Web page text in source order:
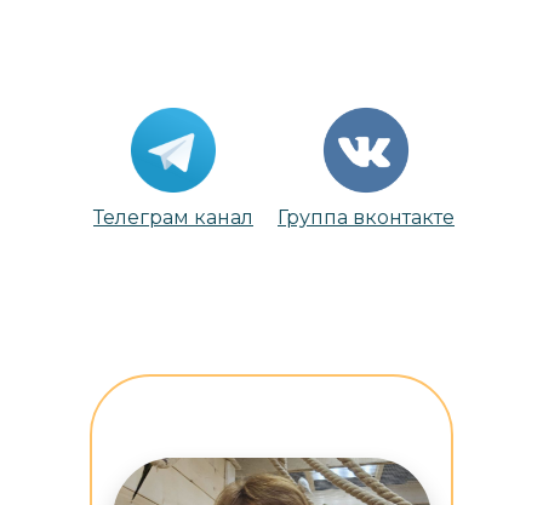
Телеграм канал Группа вконтакте